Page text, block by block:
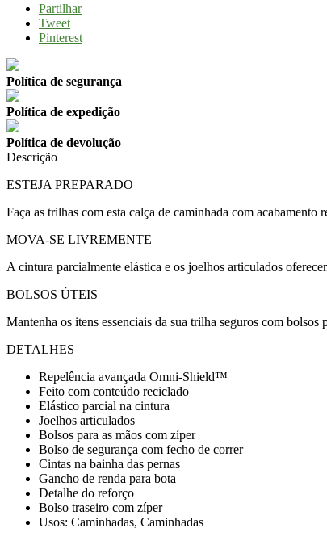
Partilhar
Tweet
Pinterest
Política de segurança
Política de expedição
Política de devolução
Descrição
ESTEJA PREPARADO
Faça as trilhas com esta calça de caminhada com
MOVA-SE LIVREMENTE
A cintura parcialmente elástica e os joelhos articulados
BOLSOS ÚTEIS
Mantenha os itens essenciais da sua trilha seguros com bolsos
DETALHES
Repelência avançada Omni-Shield™
Feito com conteúdo reciclado
Elástico parcial na cintura
Joelhos articulados
Bolsos para as mãos com zíper
Bolso de segurança com fecho de correr
Cintas na bainha das pernas
Gancho de renda para bota
Detalhe do reforço
Bolso traseiro com zíper
Usos: Caminhadas, Caminhadas